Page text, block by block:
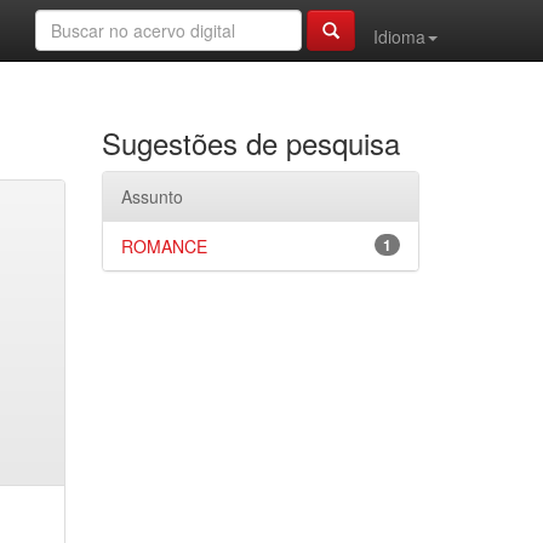
Idioma
Sugestões de pesquisa
Assunto
1
ROMANCE